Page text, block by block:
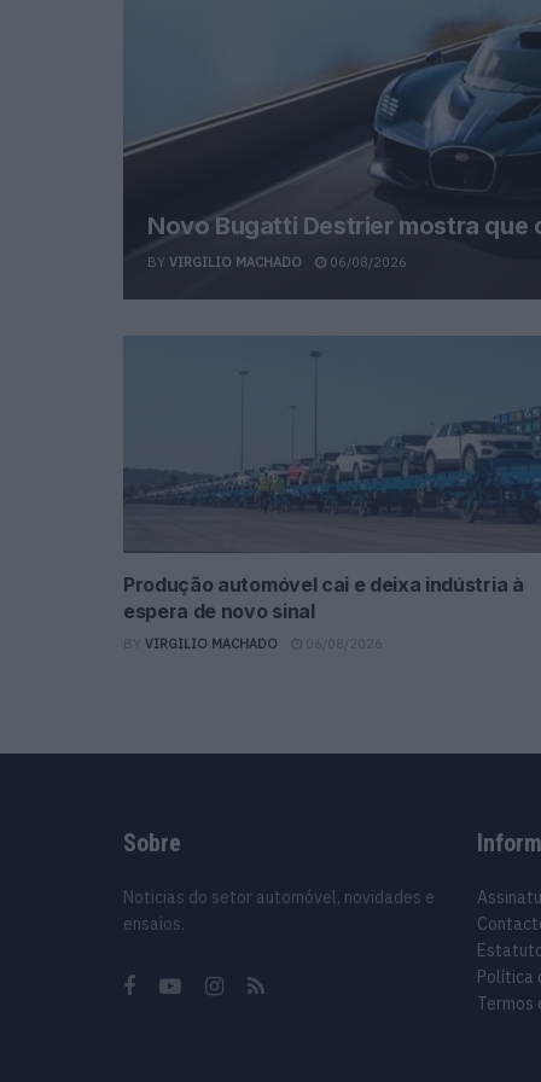
Novo Bugatti Destrier mostra que
BY VIRGILIO MACHADO 06/08/2026
Produção automóvel cai e deixa indústria à
espera de novo sinal
BY VIRGILIO MACHADO
Sobre
Noticias do setor automóvel, novidades e
ensaios.
Política
Termos